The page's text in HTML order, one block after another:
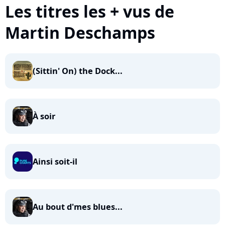
Les titres les + vus de
Martin Deschamps
(Sittin' On) the Dock...
À soir
Ainsi soit-il
Au bout d'mes blues...